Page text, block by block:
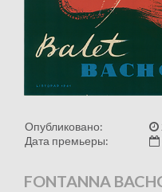
Опубликовано:
Дата премьеры:
FONTANNA